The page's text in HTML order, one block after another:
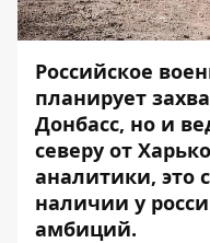
Российское
планирует
Донбасс, но и
северу от
аналитики, это
наличии у
амбиций.